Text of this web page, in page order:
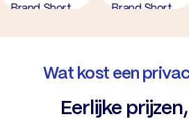
Wat kost een
Eerlijke